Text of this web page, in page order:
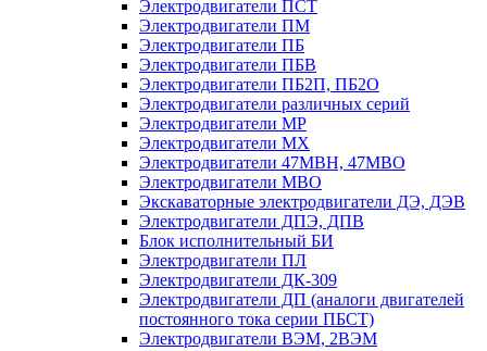
Электродвигатели ПСТ
Электродвигатели ПМ
Электродвигатели ПБ
Электродвигатели ПБВ
Электродвигатели ПБ2П, ПБ2О
Электродвигатели различных серий
Электродвигатели МР
Электродвигатели MX
Электродвигатели 47MBH, 47МВО
Электродвигатели MBO
Экскаваторные электродвигатели ДЭ, ДЭВ
Электродвигатели ДПЭ, ДПВ
Блок исполнительный БИ
Электродвигатели ПЛ
Электродвигатели ДК-309
Электродвигатели ДП (аналоги двигателей
постоянного тока серии ПБСТ)
Электродвигатели ВЭМ, 2ВЭМ